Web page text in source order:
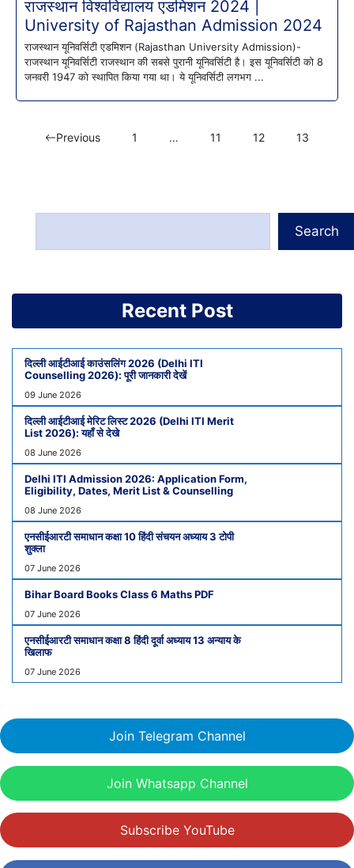
राजस्थान विश्वविद्यालय एडमिशन 2024 |
University of Rajasthan Admission 2024
राजस्थान यूनिवर्सिटी एडमिशन (Rajasthan University Admission)-
राजस्थान यूनिवर्सिटी राजस्थान की सबसे पुरानी यूनिवर्सिटी है। इस यूनिवर्सिटी को 8
जनवरी 1947 को स्थापित किया गया था। ये यूनिवर्सिटी लगभग ...
Previous 1 … 11 12 13
Search
Recent Post
दिल्ली आईटीआई काउंसलिंग 2026 (Delhi ITI
Counselling 2026): पूरी जानकारी देखें
09 June 2026
दिल्ली आईटीआई मेरिट लिस्ट 2026 (Delhi ITI Merit
List 2026): यहाँ से देखे
08 June 2026
Delhi ITI Admission 2026: Application Form,
Eligibility, Dates, Merit List & Counselling
08 June 2026
एनसीईआरटी समाधान कक्षा 10 हिंदी संचयन अध्याय 3 टोपी
शुक्ला
07 June 2026
Bihar Board Books Class 6 Maths PDF
07 June 2026
एनसीईआरटी समाधान कक्षा 8 हिंदी दूर्वा अध्याय 13 अन्याय के
खिलाफ
07 June 2026
Join Telegram Channel
Join Whatsapp Channel
Subscribe YouTube